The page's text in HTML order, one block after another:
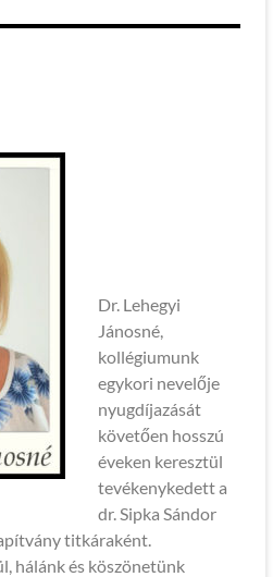
Dr. Lehegyi
Jánosné,
kollégiumunk
egykori nevelője
nyugdíjazását
követően hosszú
éveken keresztül
tevékenykedett a
dr. Sipka Sándor
titkáraként.
hálánk és köszönetünk